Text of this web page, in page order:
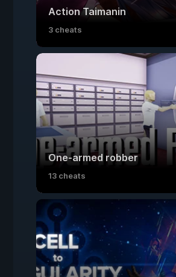
Action Taimanin
3 cheats
One-armed robber
13 cheats